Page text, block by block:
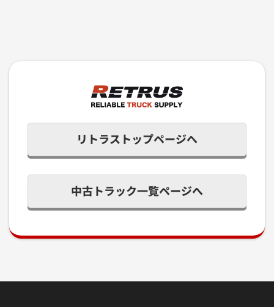
リトラストップページへ
中古トラック一覧ページへ